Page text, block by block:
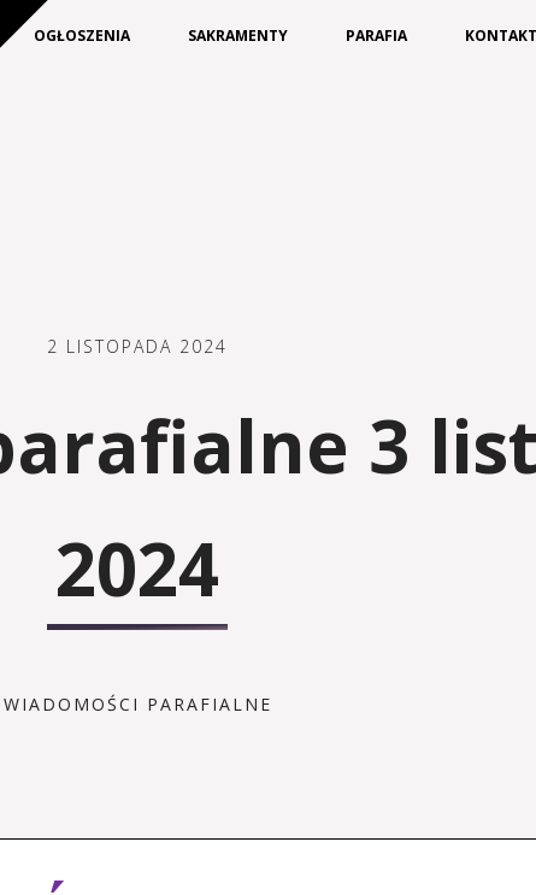
OGŁOSZENIA SAKRAMENTY PARAFIA KONTAKT
2 LISTOPADA 2024
3
2024
WIADOMOŚCI PARAFIALNE